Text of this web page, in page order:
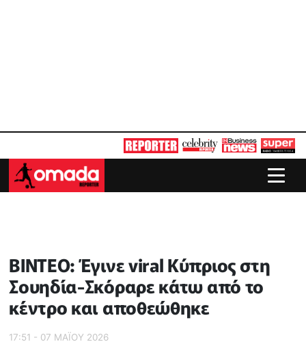
ΒΙΝΤΕΟ: Έγινε viral Κύπριος στη
Σουηδία-Σκόραρε κάτω από το
κέντρο και αποθεώθηκε
17:51 - 07 ΜΑΪ́ΟΥ 2026